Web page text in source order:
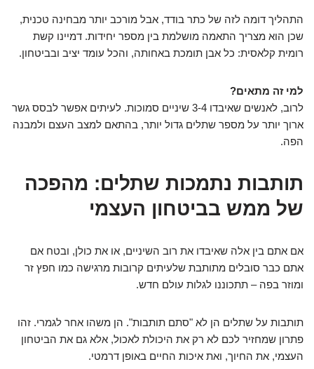
התהליך דומה לזה של כתר בודד, אבל מורכב יותר מבחינה טכנית,
שכן הוא מצריך התאמה מושלמת בין מספר יחידות. דמיינו קשת
רומית קלאסית: כל אבן תומכת באחותה, והכל עומד יציב ובביטחון.
למי זה מתאים?
לרוב, לאנשים שאיבדו 3-4 שיניים סמוכות. לעיתים אפשר לבסס גשר
ארוך יותר על מספר שתלים גדול יותר, בהתאם למצב העצם ולמבנה
הפה.
תותבות נתמכות שתלים: מהפכה
של ממש בביטחון העצמי
אם אתם בין אלה שאיבדו את רוב השיניים, או את כולן, ובטח אם
אתם כבר סובלים מתותבת שלעיתים קרובות מרגישה כמו חפץ זר
ומוזר בפה – תתכוננו לגלות עולם חדש.
תותבות על שתלים הן לא "סתם תותבות". הן משהו אחר לגמרי. זהו
פתרון שמחזיר לכם לא רק את היכולת לאכול, אלא גם את הביטחון
העצמי, את החיוך, ואת איכות החיים באופן דרמטי.